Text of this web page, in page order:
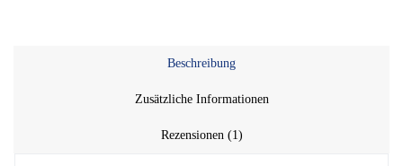
Beschreibung
Zusätzliche Informationen
Rezensionen (1)